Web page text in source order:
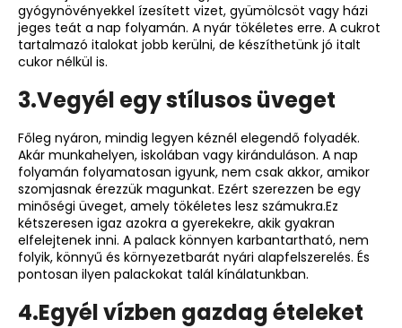
gyógynövényekkel ízesített vizet, gyümölcsöt vagy házi
jeges teát a nap folyamán. A nyár tökéletes erre. A cukrot
tartalmazó italokat jobb kerülni, de készíthetünk jó italt
cukor nélkül is.
3.Vegyél egy stílusos üveget
Főleg nyáron, mindig legyen kéznél elegendő folyadék.
Akár munkahelyen, iskolában vagy kiránduláson. A nap
folyamán folyamatosan igyunk, nem csak akkor, amikor
szomjasnak érezzük magunkat. Ezért szerezzen be egy
minőségi üveget, amely tökéletes lesz számukra.Ez
kétszeresen igaz azokra a gyerekekre, akik gyakran
elfelejtenek inni. A palack könnyen karbantartható, nem
folyik, könnyű és környezetbarát nyári alapfelszerelés. És
pontosan ilyen palackokat talál kínálatunkban.
4.Egyél vízben gazdag ételeket